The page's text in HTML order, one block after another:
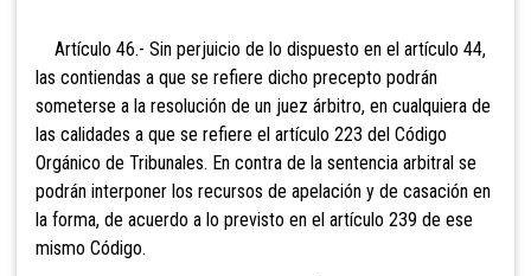
Artículo 46.- Sin perjuicio de lo dispuesto en el artículo 44,
las contiendas a que se refiere dicho precepto podrán
someterse a la resolución de un juez árbitro, en cualquiera de
las calidades a que se refiere el artículo 223 del Código
Orgánico de Tribunales. En contra de la sentencia arbitral se
podrán interponer los recursos de apelación y de casación en
la forma, de acuerdo a lo previsto en el artículo 239 de ese
mismo Código.